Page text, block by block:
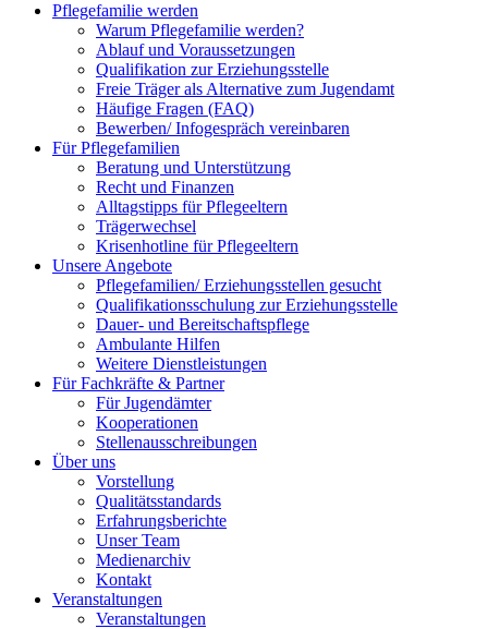
Pflegefamilie werden
Warum Pflegefamilie werden?
Ablauf und Voraussetzungen
Qualifikation zur Erziehungsstelle
Freie Träger als Alternative zum Jugendamt
Häufige Fragen (FAQ)
Bewerben/ Infogespräch vereinbaren
Für Pflegefamilien
Beratung und Unterstützung
Recht und Finanzen
Alltagstipps für Pflegeeltern
Trägerwechsel
Krisenhotline für Pflegeeltern
Unsere Angebote
Pflegefamilien/ Erziehungsstellen gesucht
Qualifikationsschulung zur Erziehungsstelle
Dauer- und Bereitschaftspflege
Ambulante Hilfen
Weitere Dienstleistungen
Für Fachkräfte & Partner
Für Jugendämter
Kooperationen
Stellenausschreibungen
Über uns
Vorstellung
Qualitätsstandards
Erfahrungsberichte
Unser Team
Medienarchiv
Kontakt
Veranstaltungen
Veranstaltungen